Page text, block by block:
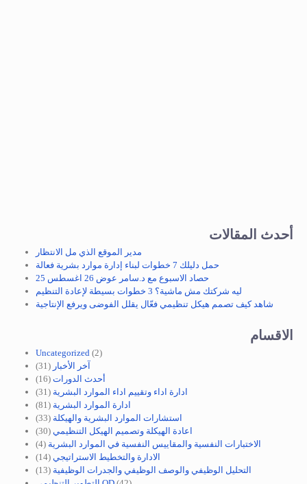
أحدث المقالات
مدير الموقع الذي مل الانتظار
حمل دليلك 7 خطوات لبناء إدارة موارد بشرية فعالة
حصاد الاسبوع مع د.سامر عوض 26 اغسطس 25
ليه شركتك مش ماشية؟ 3 خطوات بسيطة لإعادة التنظيم
شاهد كيف تصمم هيكل تنظيمي فعّال يقلل الفوضى ويرفع الإنتاجية
الاقسام
Uncategorized (2)
آخر الأخبار (31)
أحدث الدورات (16)
ادارة اداء وتقييم اداء الموارد البشرية (31)
ادارة الموارد البشرية (81)
استشارات الموارد البشرية والهيكلة (33)
اعادة الهيكلة وتصميم الهيكل التنظيمي (30)
الاختبارات النفسية والمقاييس النفسية في الموارد البشرية (4)
الادارة والتخطيط الاستراتيجي (14)
التحليل الوظيفي والوصف الوظيفي والجدرات الوظيفية (13)